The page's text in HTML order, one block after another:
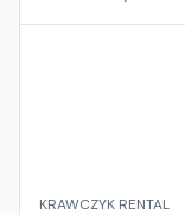
KRAWCZYK RENTAL